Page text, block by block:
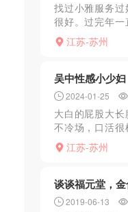
找过小雅服务
很好。过完年
天终于回信了，
系不上我还以
江苏-苏州
吴中性感小少妇
2024-01-25
大白的屁股大
不冷场，口活
净，所以值得
江苏-苏州
谈谈福元堂，
2019-06-13